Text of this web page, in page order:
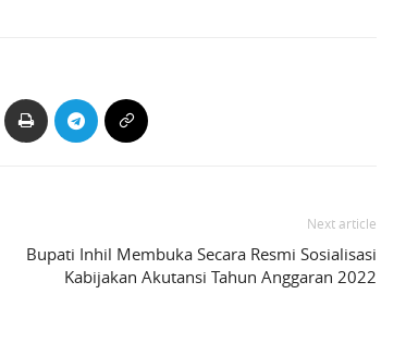
Next article
Bupati Inhil Membuka Secara Resmi Sosialisasi
Kabijakan Akutansi Tahun Anggaran 2022